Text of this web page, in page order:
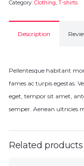
T-
Category: Clothing, T-shirts
Description
Pellentesque habitant
fames ac turpis egestas.
eget, tempor sit amet,
semper. Aenean ultricies
Related products